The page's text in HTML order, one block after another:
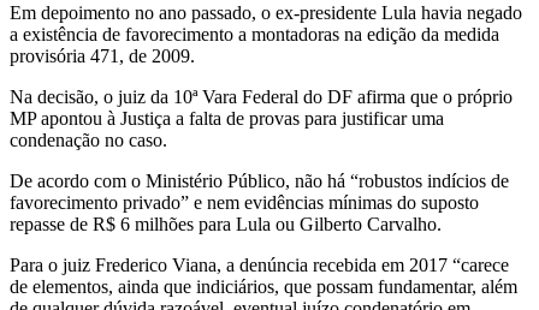
Em depoimento no ano passado, o ex-presidente Lula havia negado
a existência de favorecimento a montadoras na edição da medida
provisória 471, de 2009.
Na decisão, o juiz da 10ª Vara Federal do DF afirma que o próprio
MP apontou à Justiça a falta de provas para justificar uma
condenação no caso.
De acordo com o Ministério Público, não há “robustos indícios de
favorecimento privado” e nem evidências mínimas do suposto
repasse de R$ 6 milhões para Lula ou Gilberto Carvalho.
Para o juiz Frederico Viana, a denúncia recebida em 2017 “carece
de elementos, ainda que indiciários, que possam fundamentar, além